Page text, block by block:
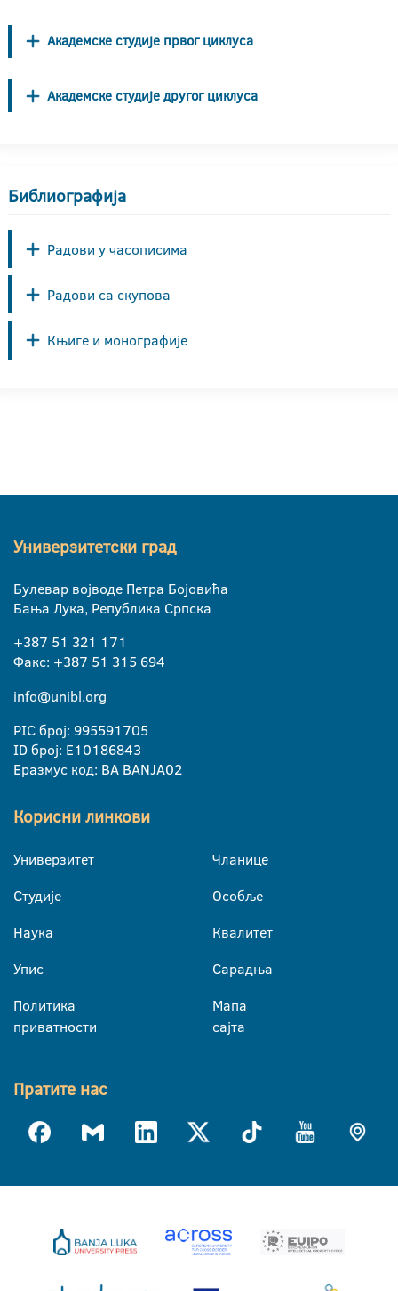
Академске студије првог циклуса
Академске студије другог циклуса
Библиографија
Радови у часописима
Радови са скупова
Књиге и монографије
Универзитетски град
Булевар војводе Петра Бојовића
Бања Лука, Република Српска
+387 51 321 171
Факс: +387 51 315 694
info@unibl.org
PIC број: 995591705
ID број: E10186843
Еразмус код: BA BANJA02
Корисни линкови
Универзитет
Студије
Наука
Упис
Политика
приватности
Чланице
Особље
Квалитет
Сарадња
Мапа
сајта
Пратите нас